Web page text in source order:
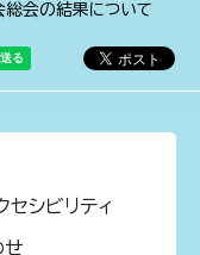
会の結果について
セシビリティ
せ